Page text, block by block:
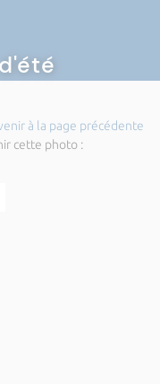
à la page précédente
cette photo :